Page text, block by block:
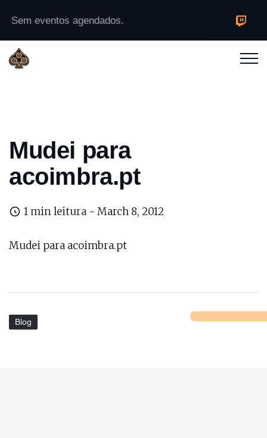
Sem eventos agendados.
Mudei para
acoimbra.pt
1 min leitura - March 8, 2012
Mudei para acoimbra.pt
Blog